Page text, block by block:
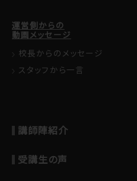
運営側からの
動画メッセージ
校長からのメッセージ
スタッフから一言
講師陣紹介
受講生の声